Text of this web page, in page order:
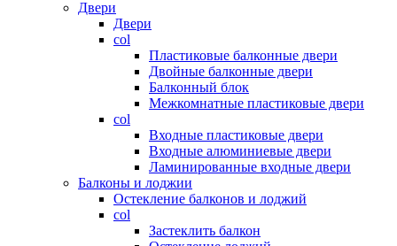
Двери
Двери
col
Пластиковые балконные двери
Двойные балконные двери
Балконный блок
Межкомнатные пластиковые двери
col
Входные пластиковые двери
Входные алюминиевые двери
Ламинированные входные двери
Балконы и лоджии
Остекление балконов и лоджий
col
Застеклить балкон